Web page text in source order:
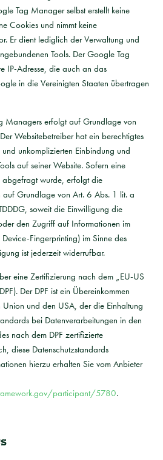
Tag Manager selbst erstellt keine
Cookies und nimmt keine
Er dient lediglich der Verwaltung und
Tools. Der Google Tag
IP-Adresse, die auch an das
in die Vereinigten Staaten übertragen
Managers erfolgt auf Grundlage von
Websitebetreiber hat ein berechtigtes
und unkomplizierten Einbindung und
auf seiner Website. Sofern eine
abgefragt wurde, erfolgt die
auf Grundlage von Art. 6 Abs. 1 lit. a
soweit die Einwilligung die
den Zugriff auf Informationen im
Fingerprinting) im Sinne des
ist jederzeit widerrufbar.
eine Zertifizierung nach dem „EU-US
Der DPF ist ein Übereinkommen
und den USA, der die Einhaltung
bei Datenverarbeitungen in den
nach dem DPF zertifizierte
diese Datenschutzstandards
hierzu erhalten Sie vom Anbieter
participant/5780.